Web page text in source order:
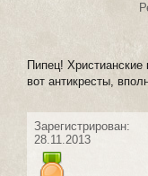
Пипец! Христианские
вот антикресты,
Зарегистрирован:
28.11.2013